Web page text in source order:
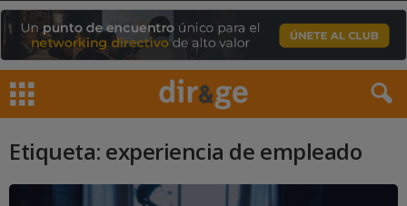
Etiqueta: experiencia de empleado